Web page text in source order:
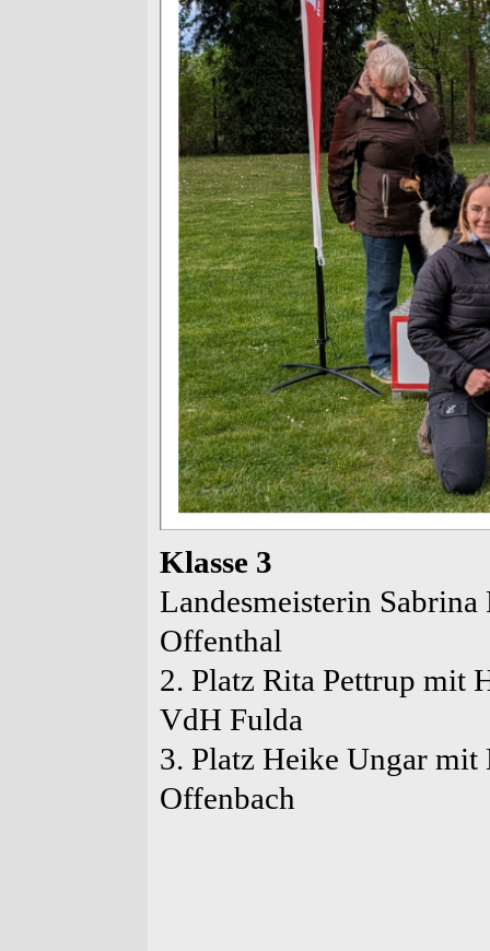
Klasse 3
Landesmeisterin
Offenthal
2. Platz Rita Pettrup mit
VdH Fulda
3. Platz Heike Ungar
Offenbach